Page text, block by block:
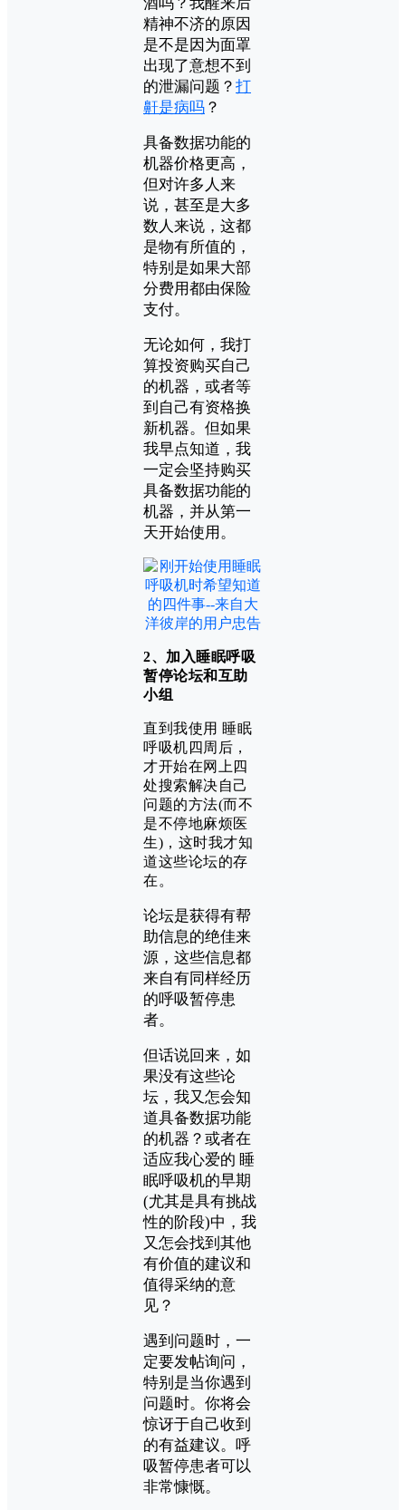
精神不济的原因
是不是因为面罩
出现了意想不到
的泄漏问题？ 打
鼾是病吗 ？
具备数据功能的
机器价格更高，
但对许多人来
说，甚至是大多
数人来说，这都
是物有所值的，
特别是如果大部
分费用都由保险
支付。
无论如何，我打
算投资购买自己
的机器，或者等
到自己有资格换
新机器。但如果
我早点知道，我
一定会坚持购买
具备数据功能的
机器，并从第一
天开始使用。
2、加入 睡眠呼吸
暂停论坛和互助
小组
直到我使用 睡眠
呼吸机四周后，
才开始在网上四
处搜索解决自己
问题的方法(而不
是不停地麻烦医
生)，这时我才知
道这些论坛的存
在。
论坛是获得有帮
助信息的绝佳来
源，这些信息都
来自有同样经历
的呼吸暂停患
者。
但话说回来，如
果没有这些论
坛，我又怎会知
道具备数据功能
的机器？或者在
适应我心爱的 睡
眠呼吸机的早期
(尤其是具有挑战
性的阶段)中，我
又怎会找到其他
有价值的建议和
值得采纳的意
见？
遇到问题时，一
定要发帖询问，
特别是当你遇到
问题时。你将会
惊讶于自己收到
的有益建议。呼
吸暂停患者可以
非常慷慨。